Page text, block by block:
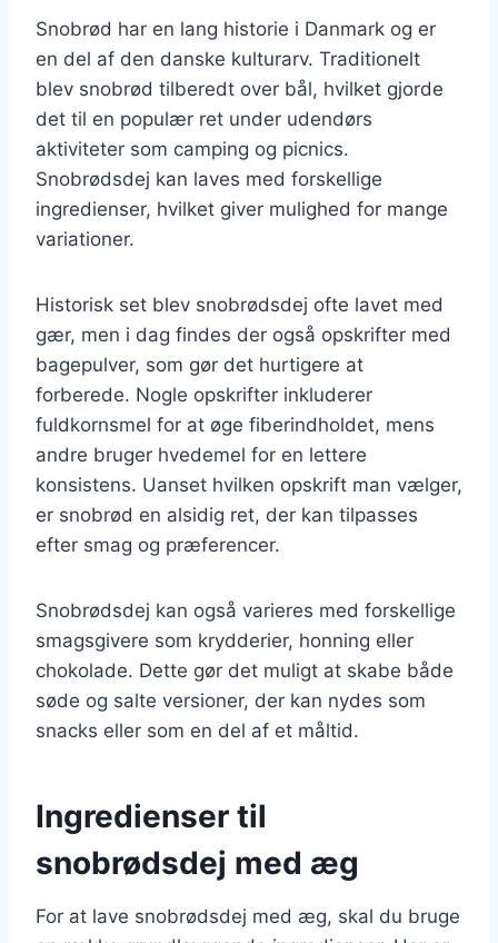
Snobrød har en lang historie i Danmark og er
en del af den danske kulturarv. Traditionelt
blev snobrød tilberedt over bål, hvilket gjorde
det til en populær ret under udendørs
aktiviteter som camping og picnics.
Snobrødsdej kan laves med forskellige
ingredienser, hvilket giver mulighed for mange
variationer.
Historisk set blev snobrødsdej ofte lavet med
gær, men i dag findes der også opskrifter med
bagepulver, som gør det hurtigere at
forberede. Nogle opskrifter inkluderer
fuldkornsmel for at øge fiberindholdet, mens
andre bruger hvedemel for en lettere
konsistens. Uanset hvilken opskrift man vælger,
er snobrød en alsidig ret, der kan tilpasses
efter smag og præferencer.
Snobrødsdej kan også varieres med forskellige
smagsgivere som krydderier, honning eller
chokolade. Dette gør det muligt at skabe både
søde og salte versioner, der kan nydes som
snacks eller som en del af et måltid.
Ingredienser til
snobrødsdej med æg
For at lave snobrødsdej med æg, skal du bruge